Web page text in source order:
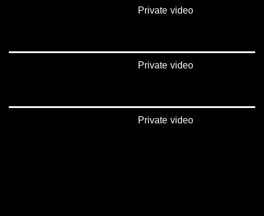
Private video
Private video
Private video